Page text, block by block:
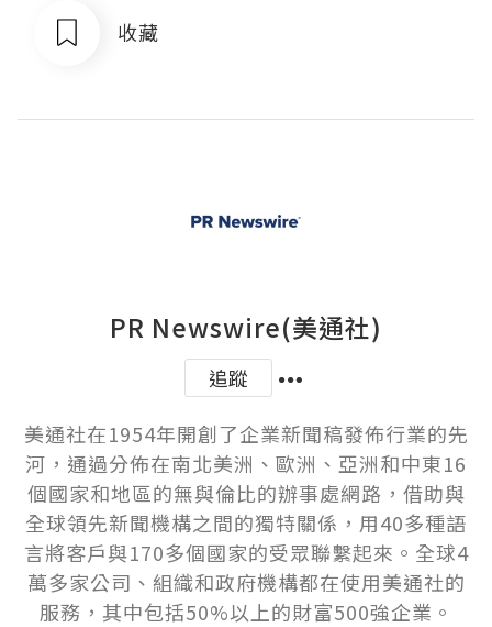
收藏
PR Newswire(美通社)
追蹤
美通社在1954年開創了企業新聞稿發佈行業的先
河，通過分佈在南北美洲、歐洲、亞洲和中東16
個國家和地區的無與倫比的辦事處網路，借助與
全球領先新聞機構之間的獨特關係，用40多種語
言將客戶與170多個國家的受眾聯繫起來。全球4
萬多家公司、組織和政府機構都在使用美通社的
服務，其中包括50%以上的財富500強企業。